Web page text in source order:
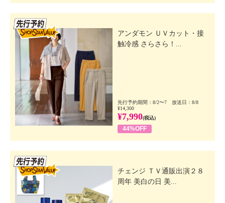
アンダモン ＵＶカット・接
触冷感 さらさら！...
先行予約期間：8/2〜7 放送日：8/8
¥14,300
¥7,990(税込)
44%OFF
チェンジ ＴＶ通販出演２８
周年 美白の日 美...